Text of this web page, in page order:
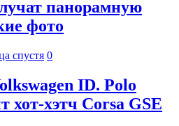
панорамную
фото
спустя 0
ID. Polo
хот-хэтч Corsa GSE